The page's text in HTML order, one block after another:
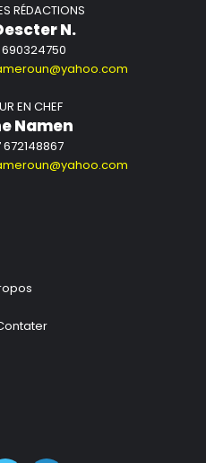
RÉDACTIONS
N.
EN CHEF
Namen